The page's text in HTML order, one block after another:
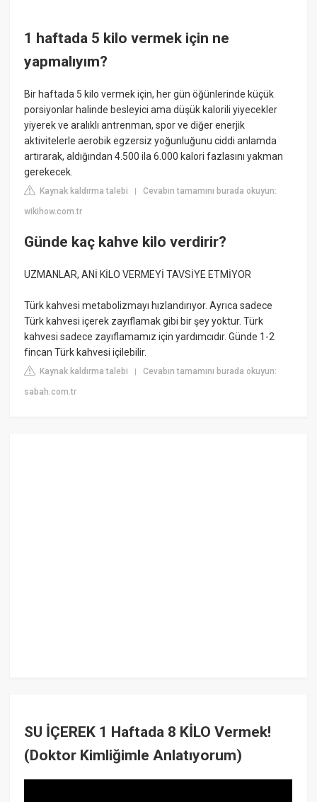
1 haftada 5 kilo vermek için ne
yapmalıyım?
Bir haftada 5 kilo vermek için, her gün öğünlerinde küçük
porsiyonlar halinde besleyici ama düşük kalorili yiyecekler
yiyerek ve aralıklı antrenman, spor ve diğer enerjik
aktivitelerle aerobik egzersiz yoğunluğunu ciddi anlamda
artırarak, aldığından 4.500 ila 6.000 kalori fazlasını yakman
gerekecek.
Kaynak kaldırma talebi |Cevabın tamamını burada okuyun:
wikihow.com.tr
Günde kaç kahve kilo verdirir?
UZMANLAR, ANİ KİLO VERMEYİ TAVSİYE ETMİYOR
Türk kahvesi metabolizmayı hızlandırıyor. Ayrıca sadece
Türk kahvesi içerek zayıflamak gibi bir şey yoktur. Türk
kahvesi sadece zayıflamamız için yardımcıdır. Günde 1-2
fincan Türk kahvesi içilebilir.
Kaynak kaldırma talebi |Cevabın tamamını burada okuyun:
sabah.com.tr
SU İÇEREK 1 Haftada 8 KİLO Vermek!
(Doktor Kimliğimle Anlatıyorum)